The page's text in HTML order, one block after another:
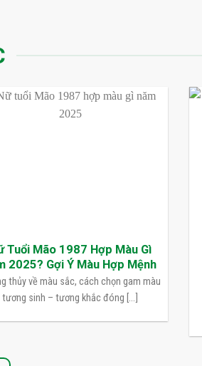
Tuổi Mão 1987 Hợp Màu Gì
2025? Gợi Ý Màu Hợp Mệnh
thủy về màu sắc, cách chọn gam màu
tương sinh – tương khắc đóng [...]